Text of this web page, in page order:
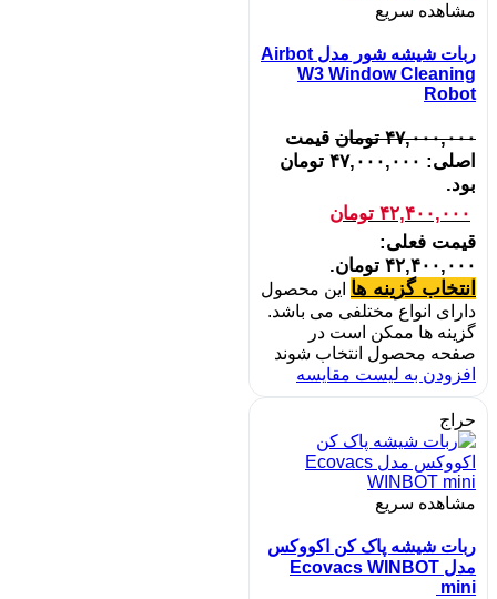
مشاهده سریع
ربات شیشه‌ شور مدل Airbot
W3 Window Cleaning
Robot
۴۷,۰۰۰,۰۰۰ تومان قیمت
اصلی: ۴۷,۰۰۰,۰۰۰ تومان
بود.
۴۲,۴۰۰,۰۰۰ تومان
قیمت فعلی:
۴۲,۴۰۰,۰۰۰ تومان.
انتخاب گزینه ها این محصول
دارای انواع مختلفی می باشد.
گزینه ها ممکن است در
صفحه محصول انتخاب شوند
افزودن به لیست مقایسه
حراج
مشاهده سریع
ربات شیشه پاک کن اکووکس
مدل Ecovacs WINBOT
mini